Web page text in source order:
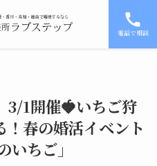
電話で相談
3/1開催🍓いちご狩
！春の婚活イベント
ちご」